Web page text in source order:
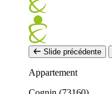
Slide précédente
Appartement